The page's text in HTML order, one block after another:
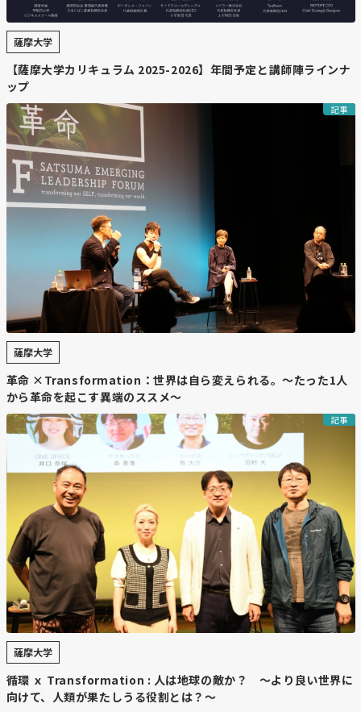
薩摩大学
【薩摩大学カリキュラム 2025-2026】年間予定と講師陣ラインナ
ップ
記事
薩摩大学
革命 ×Transformation：世界は自ら変えられる。〜たった1人
から革命を起こす異端のススメ〜
記事
薩摩大学
循環 ｘ Transformation : 人は地球の敵か？ 〜より良い世界に
向けて、人類が果たしうる役割とは？～